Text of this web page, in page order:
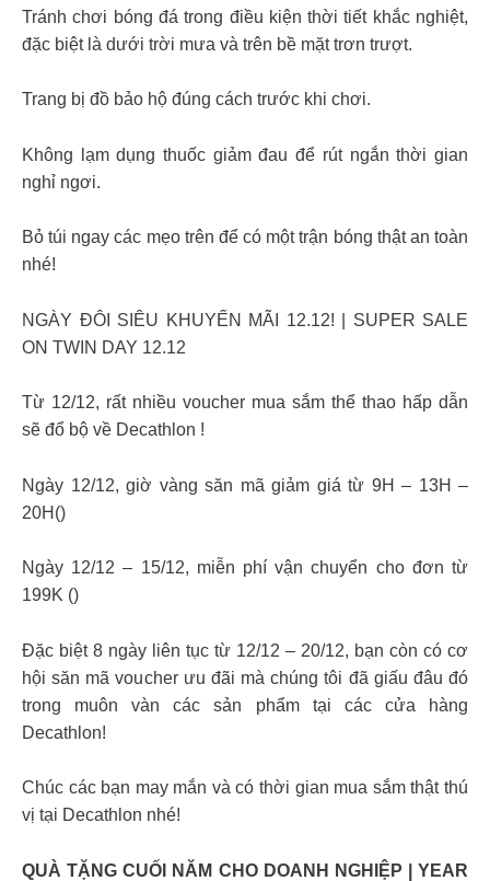
Tránh chơi bóng đá trong điều kiện thời tiết khắc nghiệt,
đặc biệt là dưới trời mưa và trên bề mặt trơn trượt.
Trang bị đồ bảo hộ đúng cách trước khi chơi.
Không lạm dụng thuốc giảm đau để rút ngắn thời gian
nghỉ ngơi.
Bỏ túi ngay các mẹo trên để có một trận bóng thật an toàn
nhé!
NGÀY ĐÔI SIÊU KHUYẾN MÃI 12.12! | SUPER SALE
ON TWIN DAY 12.12
Từ 12/12, rất nhiều voucher mua sắm thể thao hấp dẫn
sẽ đổ bộ về Decathlon !
Ngày 12/12, giờ vàng săn mã giảm giá từ 9H – 13H –
20H()
Ngày 12/12 – 15/12, miễn phí vận chuyển cho đơn từ
199K ()
Đặc biệt 8 ngày liên tục từ 12/12 – 20/12, bạn còn có cơ
hội săn mã voucher ưu đãi mà chúng tôi đã giấu đâu đó
trong muôn vàn các sản phẩm tại các cửa hàng
Decathlon!
Chúc các bạn may mắn và có thời gian mua sắm thật thú
vị tại Decathlon nhé!
QUÀ TẶNG CUỐI NĂM CHO DOANH NGHIỆP | YEAR